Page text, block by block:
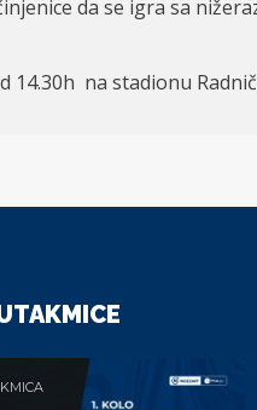
da se igra sa
14.30h na stadionu